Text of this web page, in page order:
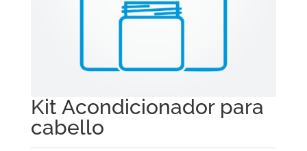
Kit Acondicionador para
cabello